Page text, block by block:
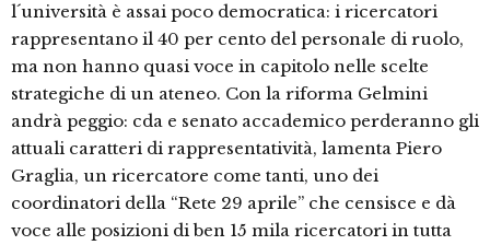
l´università è assai poco democratica: i ricercatori
rappresentano il 40 per cento del personale di ruolo,
ma non hanno quasi voce in capitolo nelle scelte
strategiche di un ateneo. Con la riforma Gelmini
andrà peggio: cda e senato accademico perderanno gli
attuali caratteri di rappresentatività, lamenta Piero
Graglia, un ricercatore come tanti, uno dei
coordinatori della “Rete 29 aprile” che censisce e dà
voce alle posizioni di ben 15 mila ricercatori in tutta